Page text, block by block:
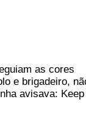
as cores
e brigadeiro,
avisava: